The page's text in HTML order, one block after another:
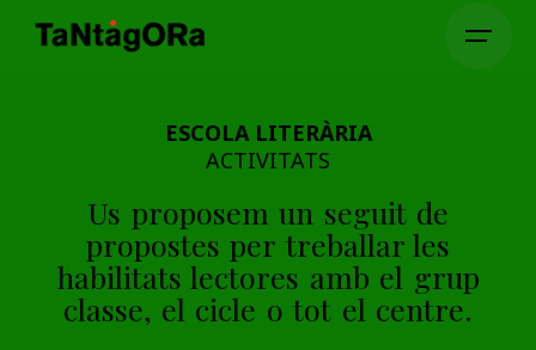
ESCOLA LITERÀRIA
ACTIVITATS
Us proposem un seguit de
propostes per treballar les
habilitats lectores amb el grup
classe, el cicle o tot el centre.